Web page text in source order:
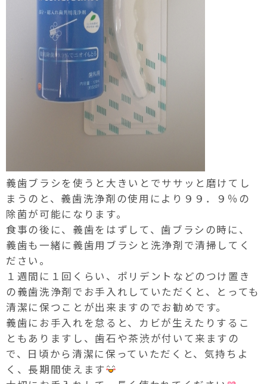
義歯ブラシを使うと大きいとでササッと磨けてし
まうのと、義歯洗浄剤の使用により９９．９％の
除菌が可能になります。
食事の後に、義歯をはずして、歯ブラシの時に、
義歯も一緒に義歯用ブラシと洗浄剤で清掃してく
ださい。
１週間に１回くらい、ポリデントなどのつけ置き
の義歯洗浄剤でお手入れしていただくと、とっても
清潔に保つことが出来ますのでお勧めです。
義歯にお手入れを怠ると、カビが生えたりするこ
ともありますし、歯石や茶渋が付いて来ますの
で、日頃から清潔に保っていただくと、気持ちよ
く、長期間使えます